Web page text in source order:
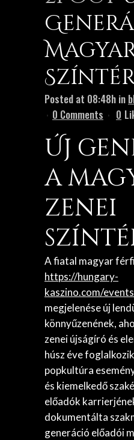
Posted at 08:48h in
0 Comments
0
Új
a
zenei
A fiatal magyar
https://hungary-
kaszino.com/
megjelenése új
könnyűzenének,
zenei újságíró és
húsz éve
popkultúra
és kiemelkedő
előadók
dokumentálta
generáció előadói